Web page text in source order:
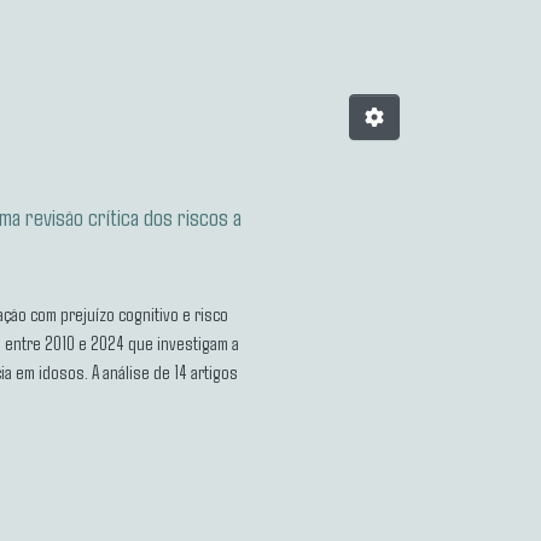
revisão crítica dos riscos a
com prejuízo cognitivo e risco
2010 e 2024 que investigam a
em idosos. A análise de 14 artigos